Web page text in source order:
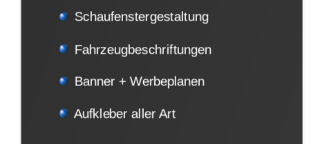
Schaufenstergestaltung
Fahrzeugbeschriftungen
Banner + Werbeplanen
Aufkleber aller Art